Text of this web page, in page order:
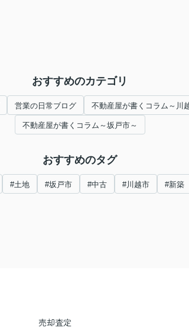
おすすめのカテゴリ
営業の日常ブログ 不動産屋が書くコラム～川
不動産屋が書くコラム～坂戸市～
おすすめのタグ
#土地 #坂戸市 #中古 #川越市 #新築
売却査定